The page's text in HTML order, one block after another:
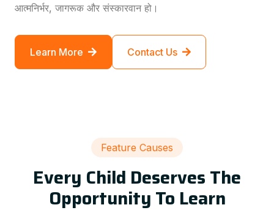
आत्मनिर्भर, जागरूक और संस्कारवान हो।
Learn More Contact Us
Feature Causes
Every Child Deserves The
Opportunity To Learn